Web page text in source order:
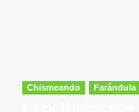
Chismeando Farándula